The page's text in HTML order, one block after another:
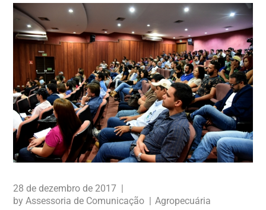
28 de dezembro de 2017
byAssessoria de Comunicação Agropecuária